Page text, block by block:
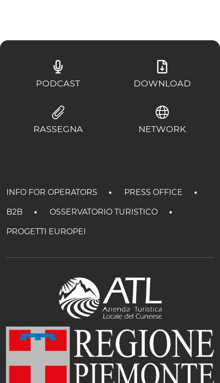
PODCAST DOWNLOAD
RASSEGNA NETWORK
INFO FOR OPERATORS PRESS OFFICE
B2B OSSERVATORIO TURISTICO
PROGETTI EUROPEI